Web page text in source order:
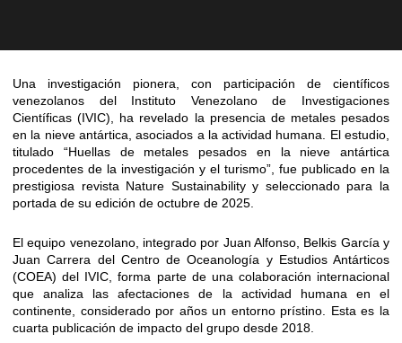
Una investigación pionera, con participación de científicos
venezolanos del Instituto Venezolano de Investigaciones
Científicas (IVIC), ha revelado la presencia de metales pesados
en la nieve antártica, asociados a la actividad humana. El estudio,
titulado “Huellas de metales pesados en la nieve antártica
procedentes de la investigación y el turismo”, fue publicado en la
prestigiosa revista Nature Sustainability y seleccionado para la
portada de su edición de octubre de 2025.
El equipo venezolano, integrado por Juan Alfonso, Belkis García y
Juan Carrera del Centro de Oceanología y Estudios Antárticos
(COEA) del IVIC, forma parte de una colaboración internacional
que analiza las afectaciones de la actividad humana en el
continente, considerado por años un entorno prístino. Esta es la
cuarta publicación de impacto del grupo desde 2018.